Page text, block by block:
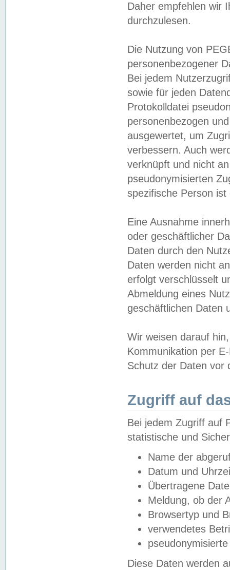
Daher empfehlen wir
durchzulesen.
Die Nutzung von
personenbezogener
Bei jedem
sowie für jeden
Protokolldatei
personenbezogen
ausgewertet, um
verbessern. Auch
verknüpft und nicht
pseudonymisierten
spezifische Person
Eine Ausnahme
oder geschäftlicher
Daten durch den
Daten werden nicht
erfolgt verschlüsselt
Abmeldung eines
geschäftlichen Daten
Wir weisen darauf
Kommunikation per
Schutz der Daten vor
Zugriff auf
Bei jedem Zugriff auf
statistische und
Name der
Datum und
Übertragene
Meldung, ob der
Browsertyp und
verwendetes
Diese Daten werden